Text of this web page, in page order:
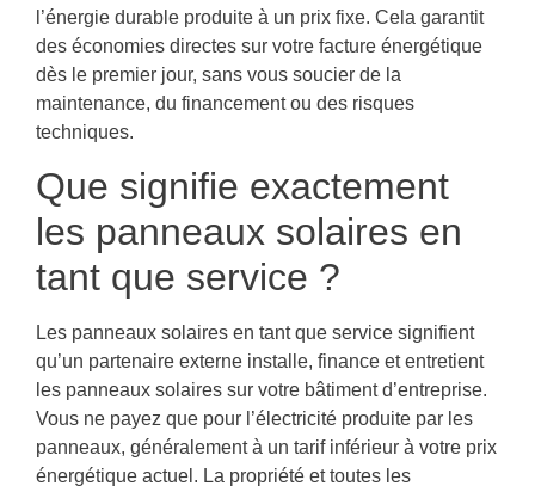
l’énergie durable produite à un prix fixe. Cela garantit
des économies directes sur votre facture énergétique
dès le premier jour, sans vous soucier de la
maintenance, du financement ou des risques
techniques.
Que signifie exactement
les panneaux solaires en
tant que service ?
Les panneaux solaires en tant que service signifient
qu’un partenaire externe installe, finance et entretient
les panneaux solaires sur votre bâtiment d’entreprise.
Vous ne payez que pour l’électricité produite par les
panneaux, généralement à un tarif inférieur à votre prix
énergétique actuel. La propriété et toutes les